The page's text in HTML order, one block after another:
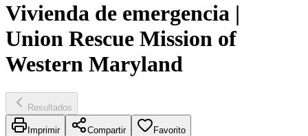
Vivienda de emergencia |
Union Rescue Mission of
Western Maryland
Resultados
Imprimir Compartir Favorito